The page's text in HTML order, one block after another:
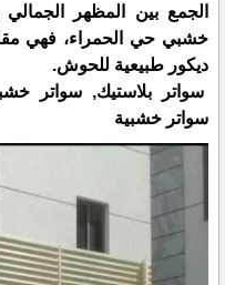
الجمع بين المظهر
خشبي حي الحمراء، فهي
ديكور طبيعية للحوش.
سواتر بلاستيك, سواتر
سواتر خشبية